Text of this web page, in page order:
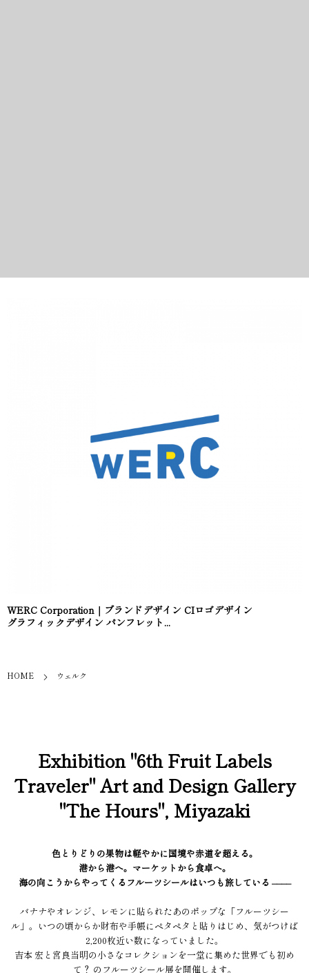
WERC Corporation｜ブランドデザイン CIロゴデザイン
グラフィックデザイン パンフレット...
HOME ウェルク
Exhibition "6th Fruit Labels
Traveler" Art and Design Gallery
"The Hours", Miyazaki
色とりどりの果物は軽やかに国境や赤道を超える。
港から港へ。マーケットから食卓へ。
海の向こうからやってくるフルーツシールはいつも旅している ––––
バナナやオレンジ、レモンに貼られたあのポップな「フルーツシー
ル」。いつの頃からか財布や手帳にペタペタと貼りはじめ、気がつけば
2,200枚近い数になっていました。
吉本 宏と宮良当明の小さなコレクションを一堂に集めた世界でも初め
て？ のフルーツシール展を開催します。